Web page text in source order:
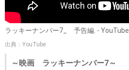
ラッキーナンバー7_ 予告編. - YouTube
出典：YouTube
～映画 ラッキーナンバー7～